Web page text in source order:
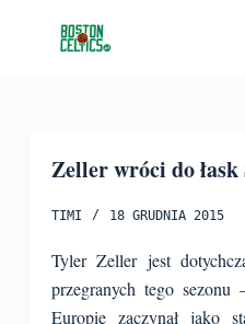
Zeller wróci do łask
TIMI 18 GRUDNIA 2015
Tyler Zeller jest
przegranych tego sezonu
Europie zaczynał jako